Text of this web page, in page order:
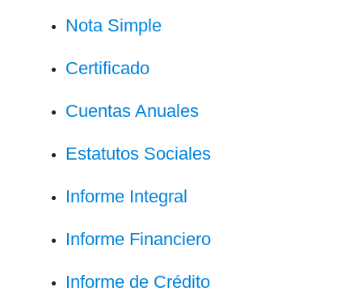
Nota Simple
Certificado
Cuentas Anuales
Estatutos Sociales
Informe Integral
Informe Financiero
Informe de Crédito